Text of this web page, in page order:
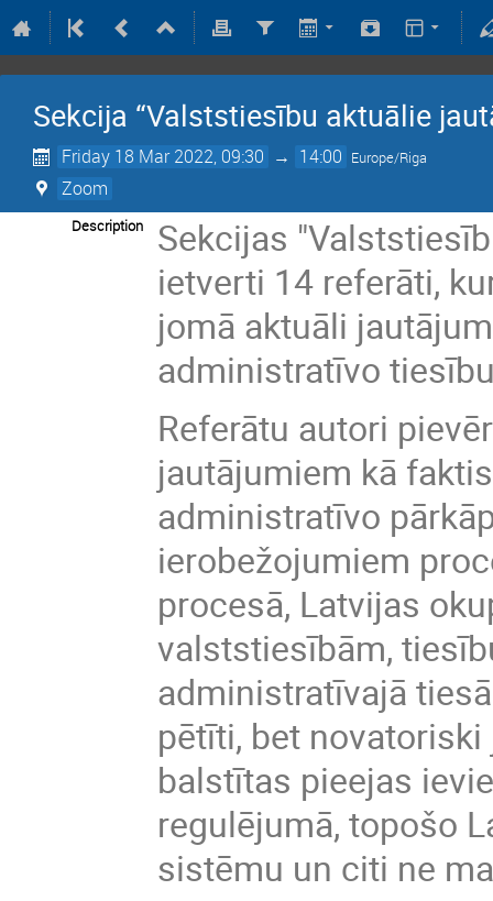
Sekcija “Valststiesību aktuālie
Friday 18 Mar 2022, 09:30 → 14:00 Europe/Riga
Zoom
Description
Sekcijas
ietverti 14 referāti,
jomā aktuāli
administratīvo
Referātu autori
jautājumiem kā
administratīvo
ierobežojumiem
procesā, Latvijas
valststiesībām,
administratīvajā
pētīti, bet
balstītas pieejas
regulējumā, topošo
sistēmu un citi ne